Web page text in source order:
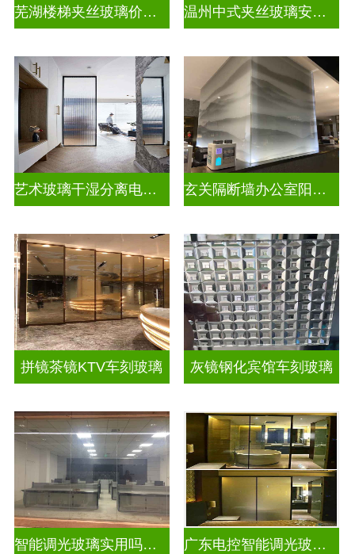
芜湖楼梯夹丝玻璃价格多少一平 温州中式夹丝玻璃安装电话
艺术玻璃干湿分离电视玻璃背景墙 玄关隔断墙办公室阳台挡门玻璃背景墙
拼镜茶镜KTV车刻玻璃 灰镜钢化宾馆车刻玻璃
智能调光玻璃实用吗现在 广东电控智能调光玻璃厂商排名